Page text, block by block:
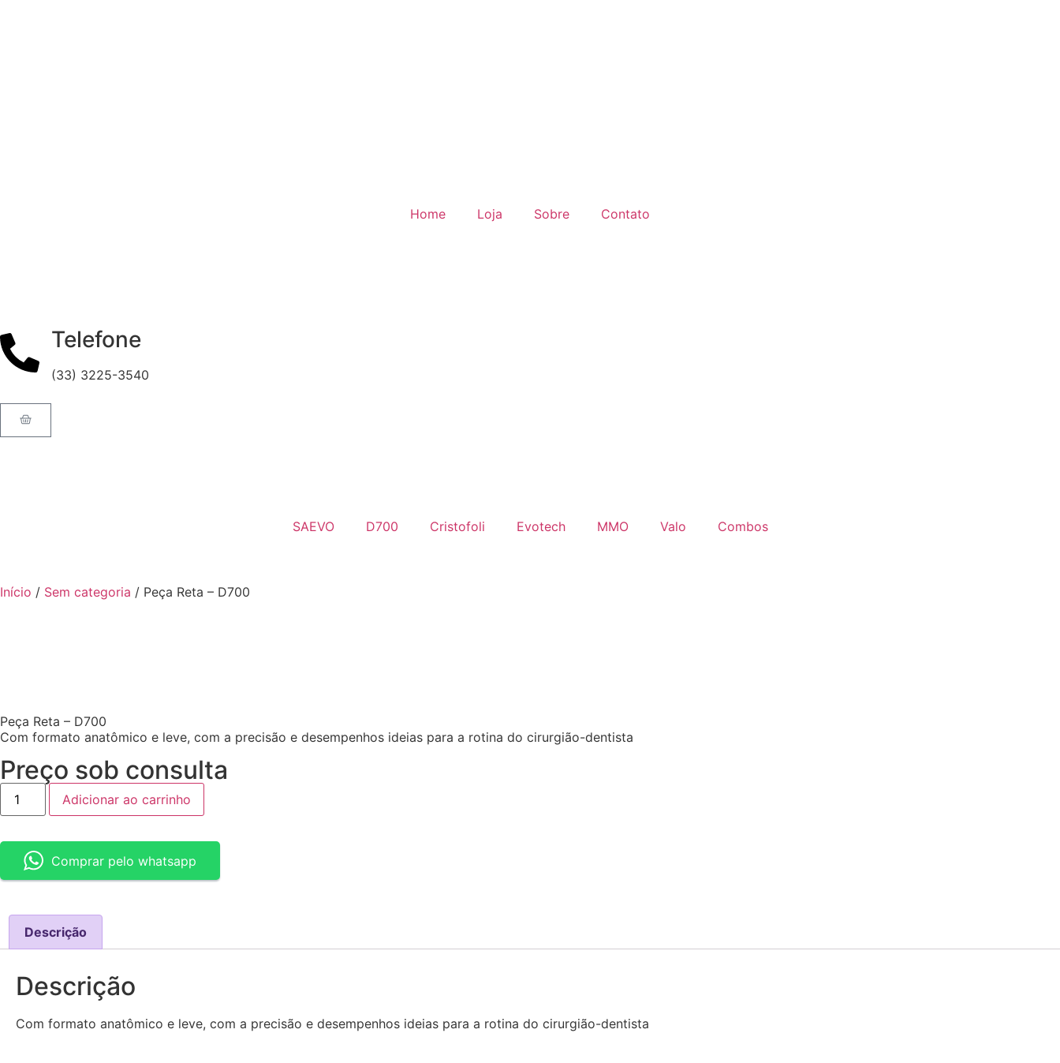
Home Loja Sobre Contato
Telefone
(33) 3225-3540
SAEVO D700 Cristofoli Evotech MMO Valo Combos
Início / Sem categoria / Peça Reta – D700
Peça Reta – D700
Com formato anatômico e leve, com a precisão e desempenhos ideias para a rotina do cirurgião-dentista
Preço sob consulta
Adicionar ao carrinho
Comprar pelo whatsapp
Descrição
Descrição
Com formato anatômico e leve, com a precisão e desempenhos ideias para a rotina do cirurgião-dentista